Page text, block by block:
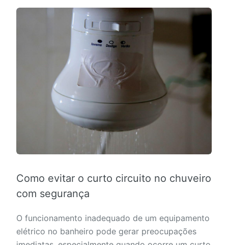
Como evitar o curto circuito no chuveiro
com segurança
O funcionamento inadequado de um equipamento
elétrico no banheiro pode gerar preocupações